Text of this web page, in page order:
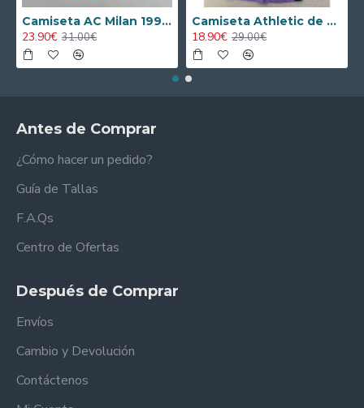
Camiseta AC Milan 1995/1996 Local Retro
23.90€ 31.00€
Camiseta Athletic de Bilbao 2024/2025 Alternativo Niño Kit
18.90€ 29.00€
Antes de Comprar
¿Cómo hacer un pedido?
Guía de Tallas
F.A.Qs
Centro de Ofertas
Después de Comprar
Envíos
Cambio y Devolución
Contáctenos